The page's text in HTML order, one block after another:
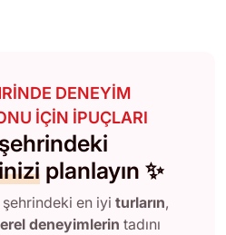
DENEYIM
IÇIN IPUÇLARI
planlayın ✨
şehrindeki en iyi turların,
deneyimlerin tadını